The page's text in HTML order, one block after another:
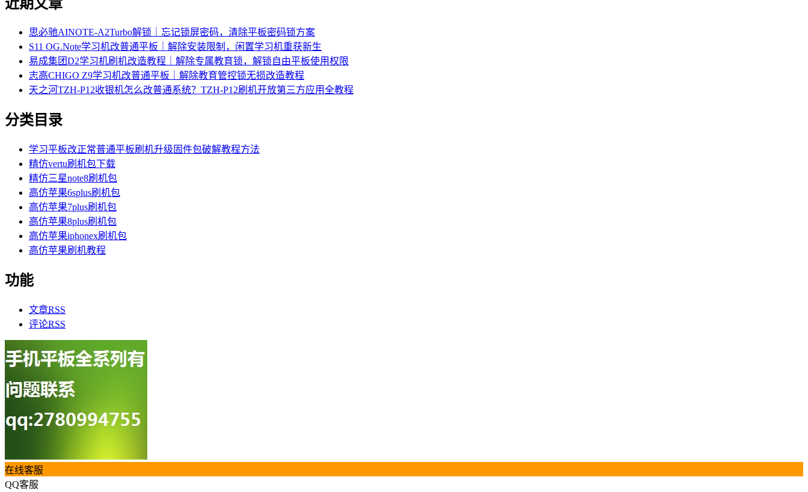
近期文章
思必驰AINOTE‑A2Turbo解锁｜忘记锁屏密码，清除平板密码锁方案
S11 OG.Note学习机改普通平板｜解除安装限制，闲置学习机重获新生
易成集团D2学习机刷机改造教程｜解除专属教育锁，解锁自由平板使用权限
志高CHIGO Z9学习机改普通平板｜解除教育管控锁无损改造教程
天之河TZH-P12收银机怎么改普通系统？TZH-P12刷机开放第三方应用全教程
分类目录
学习平板改正常普通平板刷机升级固件包破解教程方法
精仿vertu刷机包下载
精仿三星note8刷机包
高仿苹果6splus刷机包
高仿苹果7plus刷机包
高仿苹果8plus刷机包
高仿苹果iphonex刷机包
高仿苹果刷机教程
功能
文章RSS
评论RSS
在线客服
QQ客服